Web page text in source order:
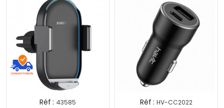
Réf : 43585 Réf : HV-CC2022